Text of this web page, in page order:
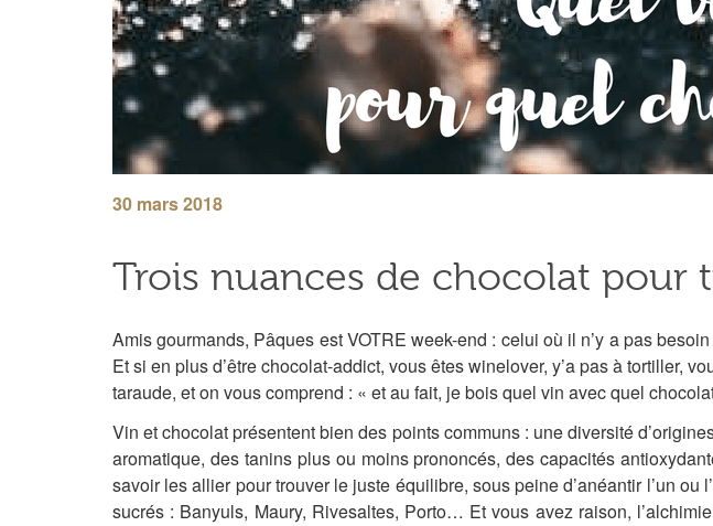
30 mars 2018
Trois nuances de chocolat pour
Amis gourmands, Pâques est VOTRE week-end : celui où il n’y a pas
Et si en plus d’être chocolat-addict, vous êtes winelover, y’a pas à tortiller,
taraude, et on vous comprend : « et au fait, je bois quel vin avec quel
Vin et chocolat présentent bien des points communs : une diversité
aromatique, des tanins plus ou moins prononcés, des capacités
savoir les allier pour trouver le juste équilibre, sous peine d’anéantir l’un
sucrés : Banyuls, Maury, Rivesaltes, Porto… Et vous avez raison,